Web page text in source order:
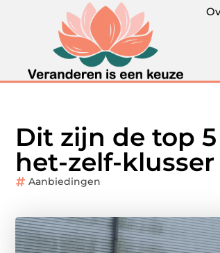
Dit zijn de top
het-zelf-klusser
Aanbiedingen